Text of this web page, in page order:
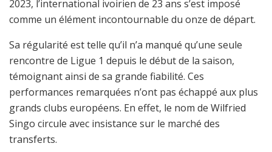
2023, l’international ivoirien de 23 ans s’est imposé
comme un élément incontournable du onze de départ.
Sa régularité est telle qu’il n’a manqué qu’une seule
rencontre de Ligue 1 depuis le début de la saison,
témoignant ainsi de sa grande fiabilité. Ces
performances remarquées n’ont pas échappé aux plus
grands clubs européens. En effet, le nom de Wilfried
Singo circule avec insistance sur le marché des
transferts.